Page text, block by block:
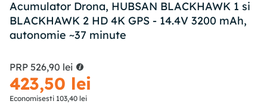
Acumulator Drona, HUBSAN BLACKHAWK 1 si
BLACKHAWK 2 HD 4K GPS - 14.4V 3200 mAh,
autonomie ~37 minute
PRP 526,90 lei
423,50 lei
Economisesti 103,40 lei